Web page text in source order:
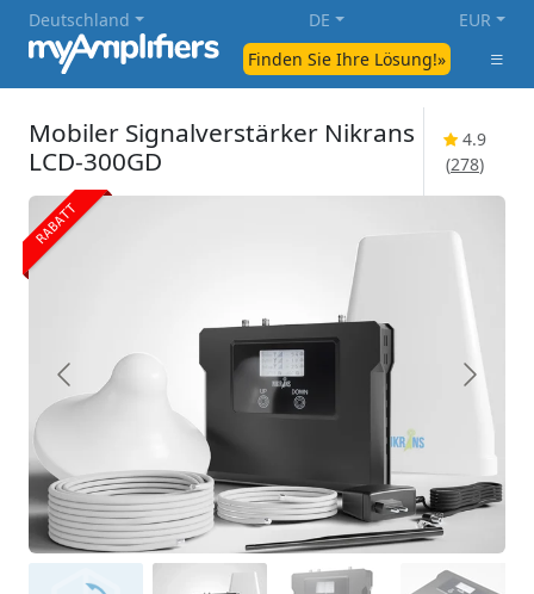
Finden Sie Ihre Lösung!»
Deutschland DE EUR
Mobiler Signalverstärker Nikrans
LCD-300GD
4.9
(278)
RABATT